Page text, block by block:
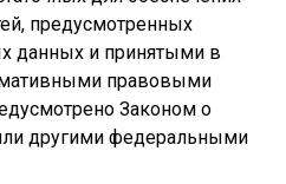
предусмотренных
данных и принятыми в
правовыми
Законом о
другими федеральными